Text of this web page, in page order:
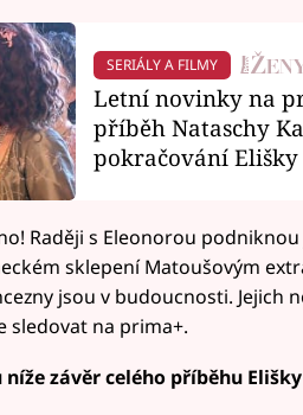
SERIÁLY A FILMY
Letní novinky na
příběh Nataschy
pokračování
Raději s Eleonorou
sklepení Matoušovým
jsou v budoucnosti. Jejich
sledovat na prima+.
závěr celého příběhu